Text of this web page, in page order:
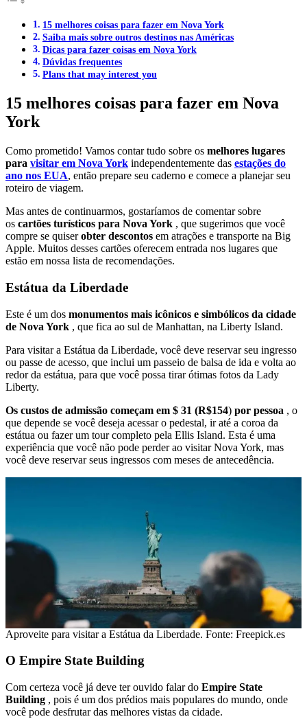
15 melhores coisas para fazer em Nova York
Saiba mais sobre outros destinos nas Américas
Dicas para fazer coisas em Nova York
Dúvidas frequentes
Plans that may interest you
15 melhores coisas para fazer em Nova
York
Como prometido! Vamos contar tudo sobre os melhores lugares
para visitar em Nova York independentemente das estações do
ano nos EUA, então prepare seu caderno e comece a planejar seu
roteiro de viagem.
Mas antes de continuarmos, gostaríamos de comentar sobre
os cartões turísticos para Nova York , que sugerimos que você
compre se quiserobter descontos em atrações e transporte na Big
Apple. Muitos desses cartões oferecem entrada nos lugares que
estão em nossa lista de recomendações.
Estátua da Liberdade
Este é um dos monumentos mais icônicos e simbólicos da cidade
de Nova York , que fica ao sul de Manhattan, na Liberty Island.
Para visitar a Estátua da Liberdade, você deve reservar seu ingresso
ou passe de acesso, que inclui um passeio de balsa de ida e volta ao
redor da estátua, para que você possa tirar ótimas fotos da Lady
Liberty.
Os custos de admissão começam em $ 31 (R$154) por pessoa , o
que depende se você deseja acessar o pedestal, ir até a coroa da
estátua ou fazer um tour completo pela Ellis Island. Esta é uma
experiência que você não pode perder ao visitar Nova York, mas
você deve reservar seus ingressos com meses de antecedência.
Aproveite para visitar a Estátua da Liberdade. Fonte: Freepick.es
O Empire State Building
Com certeza você já deve ter ouvido falar do Empire State
Building , pois é um dos prédios mais populares do mundo, onde
você pode desfrutar das melhores vistas da cidade.